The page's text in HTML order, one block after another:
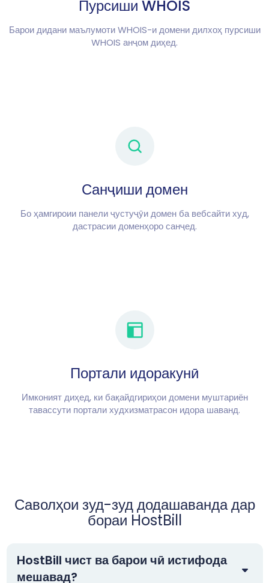
Пурсиши WHOIS
Барои дидани маълумоти WHOIS-и домени дилхоҳ пурсиши
WHOIS анҷом диҳед.
Санҷиши домен
Бо ҳамгироии панели ҷустуҷӯи домен ба вебсайти худ,
дастрасии доменҳоро санҷед.
Портали идоракунӣ
Имконият диҳед, ки бақайдгириҳои домени муштариён
тавассути портали худхизматрасон идора шаванд.
Саволҳои зуд-зуд додашаванда дар
бораи HostBill
HostBill чист ва барои чӣ истифода
мешавад?